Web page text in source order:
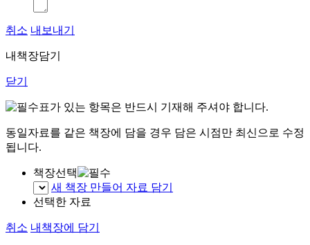
취소 내보내기
내책장담기
닫기
표가 있는 항목은 반드시 기재해 주셔야 합니다.
동일자료를 같은 책장에 담을 경우 담은 시점만 최신으로 수정
됩니다.
책장선택
새 책장 만들어 자료 담기
선택한 자료
취소 내책장에 담기